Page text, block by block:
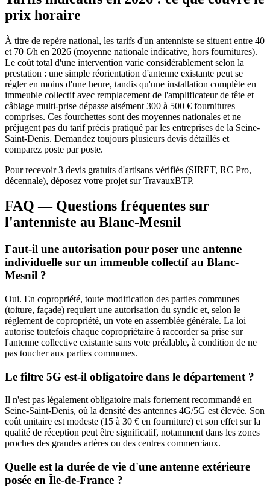
prix horaire
À titre de repère national, les tarifs d'un antenniste se situent entre 40
et 70 €/h en 2026 (moyenne nationale indicative, hors fournitures).
Le coût total d'une intervention varie considérablement selon la
prestation : une simple réorientation d'antenne existante peut se
régler en moins d'une heure, tandis qu'une installation complète en
immeuble collectif avec remplacement de l'amplificateur de tête et
câblage multi-prise dépasse aisément 300 à 500 € fournitures
comprises. Ces fourchettes sont des moyennes nationales et ne
préjugent pas du tarif précis pratiqué par les entreprises de la Seine-
Saint-Denis. Demandez toujours plusieurs devis détaillés et
comparez poste par poste.
Pour recevoir 3 devis gratuits d'artisans vérifiés (SIRET, RC Pro,
décennale), déposez votre projet sur TravauxBTP.
FAQ — Questions fréquentes sur
l'antenniste au Blanc-Mesnil
Faut-il une autorisation pour poser une antenne
individuelle sur un immeuble collectif au Blanc-
Mesnil ?
Oui. En copropriété, toute modification des parties communes
(toiture, façade) requiert une autorisation du syndic et, selon le
règlement de copropriété, un vote en assemblée générale. La loi
autorise toutefois chaque copropriétaire à raccorder sa prise sur
l'antenne collective existante sans vote préalable, à condition de ne
pas toucher aux parties communes.
Le filtre 5G est-il obligatoire dans le département ?
Il n'est pas légalement obligatoire mais fortement recommandé en
Seine-Saint-Denis, où la densité des antennes 4G/5G est élevée. Son
coût unitaire est modeste (15 à 30 € en fourniture) et son effet sur la
qualité de réception peut être significatif, notamment dans les zones
proches des grandes artères ou des centres commerciaux.
Quelle est la durée de vie d'une antenne extérieure
posée en Île-de-France ?